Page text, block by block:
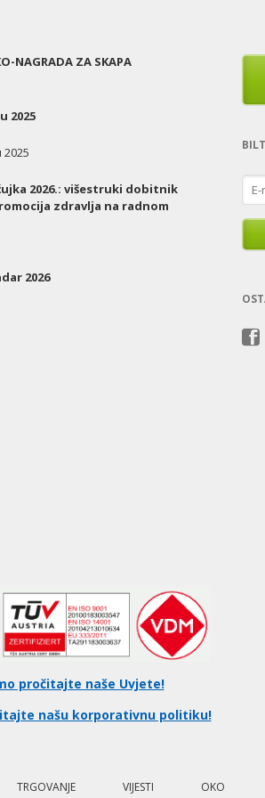
NAGRADA ZA SKAPA
2025
2025
2026.: višestruki dobitnik
zdravlja na radnom
2026
E-
mail
pročitajte naše Uvjete!
našu korporativnu politiku!
TRGOVANJE VIJESTI OKO